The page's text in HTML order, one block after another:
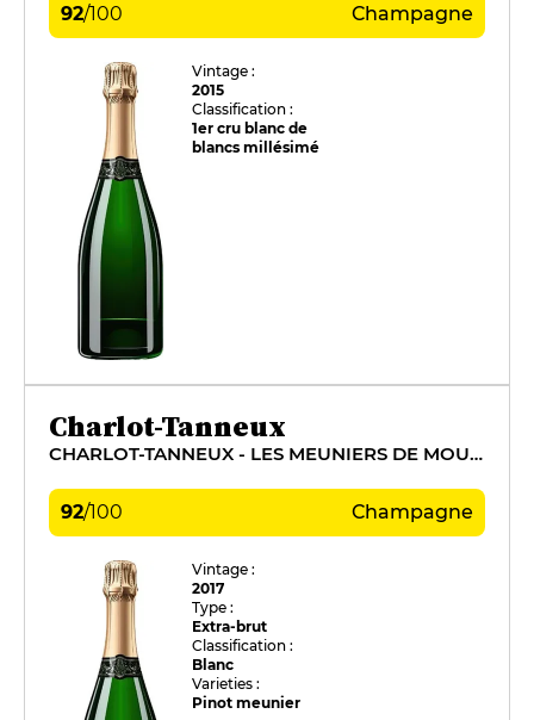
92/100 Champagne
Vintage :
2015
Classification :
1er cru blanc de
blancs millésimé
Charlot-Tanneux
CHARLOT-TANNEUX - LES MEUNIERS DE MOUSSY
92/100 Champagne
Vintage :
2017
Type :
Extra-brut
Classification :
Blanc
Varieties :
Pinot meunier